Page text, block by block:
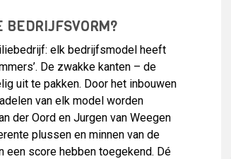
elk bedrijfsmodel heeft
De zwakke kanten – de
uit te pakken. Door het inbouwen
van elk model worden
der Oord en Jurgen van Weegen
plussen en minnen van de
score hebben toegekend. Dé